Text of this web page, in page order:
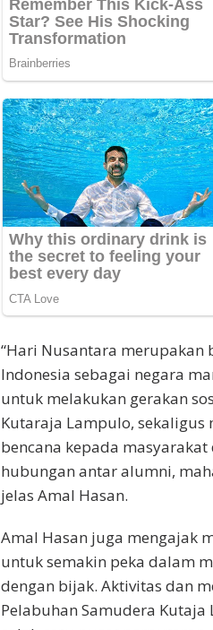
“Hari Nusantara merupakan
Indonesia sebagai negara
untuk melakukan gerakan
Kutaraja Lampulo,
bencana kepada
hubungan antar alumni,
jelas Amal Hasan.
Amal Hasan juga mengajak
untuk semakin peka dalam
dengan bijak. Aktivitas dan
Pelabuhan Samudera